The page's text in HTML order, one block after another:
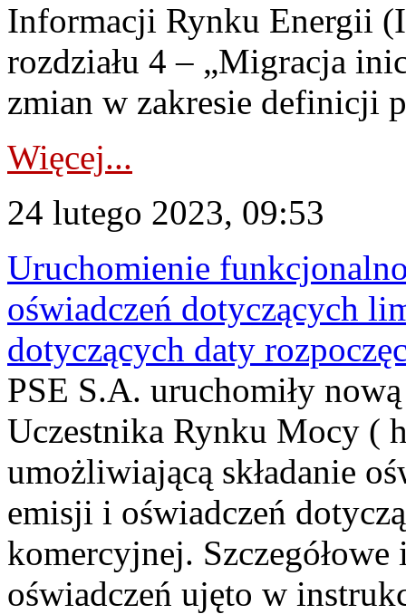
Informacji Rynku Energii
rozdziału 4 – „Migracja
zmian w zakresie definicji
Więcej...
24 lutego 2023, 09:53
Uruchomienie
oświadczeń dotyczących
dotyczących daty
PSE S.A. uruchomiły
Uczestnika Rynku Mocy (
umożliwiającą składanie
emisji i oświadczeń
komercyjnej. Szczegółowe
oświadczeń ujęto w